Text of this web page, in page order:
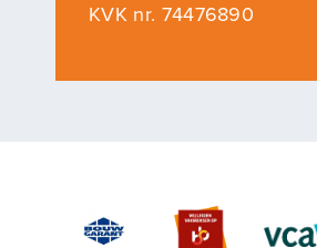
KVK nr. 74476890